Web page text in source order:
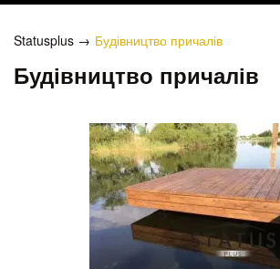
Statusplus Будівництво причалів
Будівництво причалів